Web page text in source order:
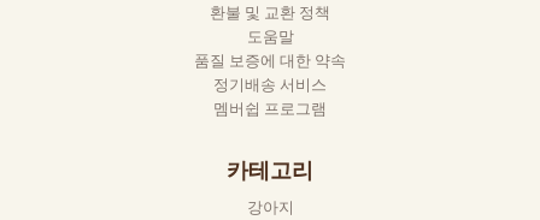
환불 및 교환 정책
도움말
품질 보증에 대한 약속
정기배송 서비스
멤버쉽 프로그램
카테고리
강아지